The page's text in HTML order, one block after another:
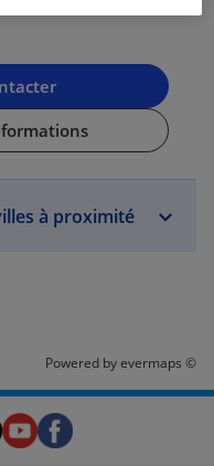
à proximité
Powered byevermaps ©